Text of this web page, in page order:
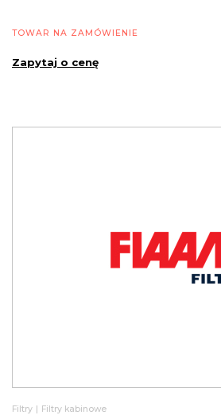
TOWAR NA ZAMÓWIENIE
Zapytaj o cenę
Filtry Filtry kabinowe